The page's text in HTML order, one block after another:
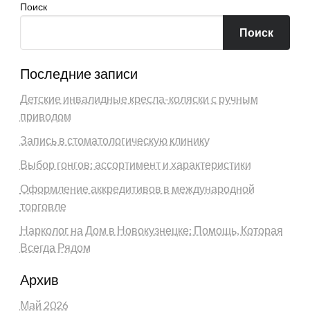
Поиск
Поиск
Последние записи
Детские инвалидные кресла-коляски с ручным
приводом
Запись в стоматологическую клинику
Выбор гонгов: ассортимент и характеристики
Оформление аккредитивов в международной
торговле
Нарколог на Дом в Новокузнецке: Помощь, Которая
Всегда Рядом
Архив
Май 2026